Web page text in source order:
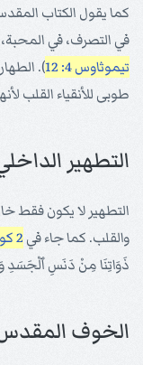
كما يقول الكتاب
في التصرف، في المحبة،
تيموثاوس 4: 12
).
طوبى للأنقياء القلب
التطهير
التطهير لا يكون فقط
والقلب. كما جاء في 2 كورنثوس 7: 1
ذَوَاتِنَا مِنْ دَنَسِ ٱلْجَسَدِ
الخوف